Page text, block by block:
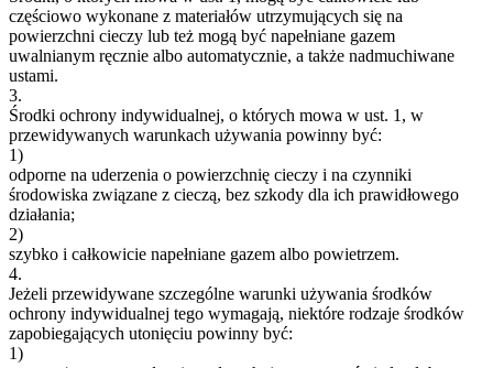
częściowo wykonane z materiałów utrzymujących się na
powierzchni cieczy lub też mogą być napełniane gazem
uwalnianym ręcznie albo automatycznie, a także nadmuchiwane
ustami.
3.
Środki ochrony indywidualnej, o których mowa w ust. 1, w
przewidywanych warunkach używania powinny być:
1)
odporne na uderzenia o powierzchnię cieczy i na czynniki
środowiska związane z cieczą, bez szkody dla ich prawidłowego
działania;
2)
szybko i całkowicie napełniane gazem albo powietrzem.
4.
Jeżeli przewidywane szczególne warunki używania środków
ochrony indywidualnej tego wymagają, niektóre rodzaje środków
zapobiegających utonięciu powinny być:
1)